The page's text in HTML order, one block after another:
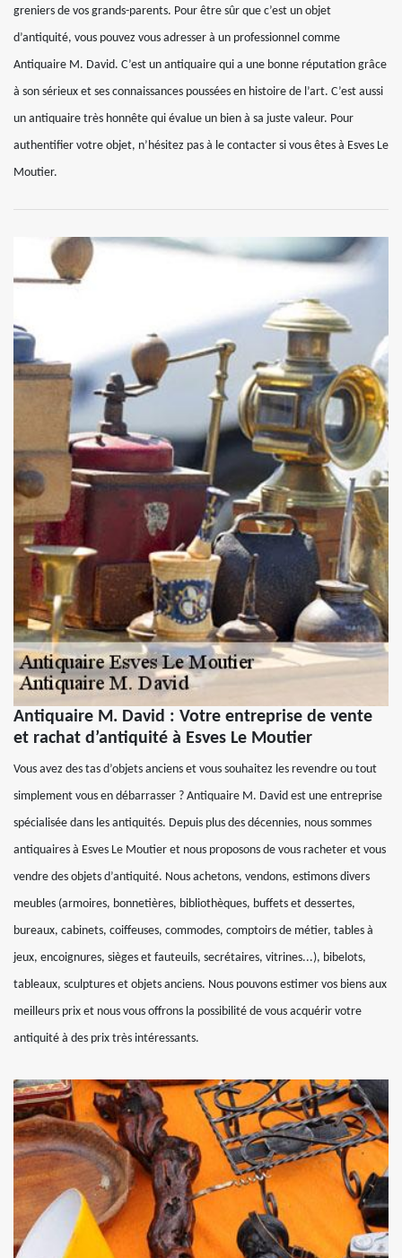
greniers de vos grands-parents. Pour être sûr que c’est un objet
d’antiquité, vous pouvez vous adresser à un professionnel comme
Antiquaire M. David. C’est un antiquaire qui a une bonne réputation grâce
à son sérieux et ses connaissances poussées en histoire de l’art. C’est aussi
un antiquaire très honnête qui évalue un bien à sa juste valeur. Pour
authentifier votre objet, n’hésitez pas à le contacter si vous êtes à Esves Le
Moutier.
Antiquaire M. David : Votre entreprise de vente
et rachat d’antiquité à Esves Le Moutier
Vous avez des tas d’objets anciens et vous souhaitez les revendre ou tout
simplement vous en débarrasser ? Antiquaire M. David est une entreprise
spécialisée dans les antiquités. Depuis plus des décennies, nous sommes
antiquaires à Esves Le Moutier et nous proposons de vous racheter et vous
vendre des objets d’antiquité. Nous achetons, vendons, estimons divers
meubles (armoires, bonnetières, bibliothèques, buffets et dessertes,
bureaux, cabinets, coiffeuses, commodes, comptoirs de métier, tables à
jeux, encoignures, sièges et fauteuils, secrétaires, vitrines...), bibelots,
tableaux, sculptures et objets anciens. Nous pouvons estimer vos biens aux
meilleurs prix et nous vous offrons la possibilité de vous acquérir votre
antiquité à des prix très intéressants.